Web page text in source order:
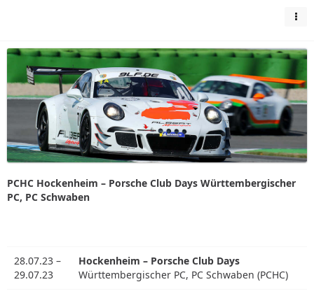
PCHC Hockenheim – Porsche Club Days Württembergischer
PC, PC Schwaben
28.07.23 –
29.07.23
Hockenheim – Porsche Club Days
Württembergischer PC, PC Schwaben (PCHC)